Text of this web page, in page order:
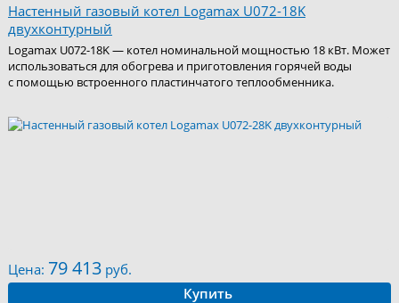
Настенный газовый котел Logamax U072-18K
двухконтурный
Logamax U072-18K — котел номинальной мощностью 18 кВт. Может
использоваться для обогрева и приготовления горячей воды
с помощью встроенного пластинчатого теплообменника.
Цена: 79 413руб.
Купить